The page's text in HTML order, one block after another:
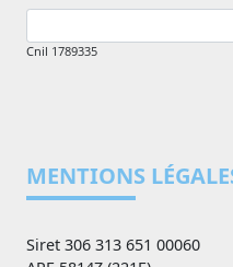
Cnil 1789335
MENTIONS
Siret 306 313 651 00060